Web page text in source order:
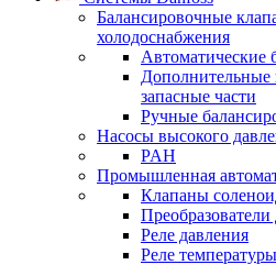
Балансировочные
холодоснабжения
Автоматические
Дополнительные
запасные части
Ручные
Насосы высокого
PAH
Промышленная
Клапаны
Преобразователи
Реле давления
Реле температуры